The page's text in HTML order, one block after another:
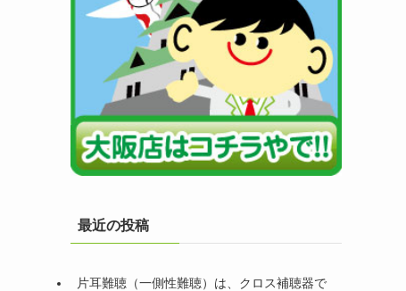
最近の投稿
片耳難聴（一側性難聴）は、クロス補聴器で